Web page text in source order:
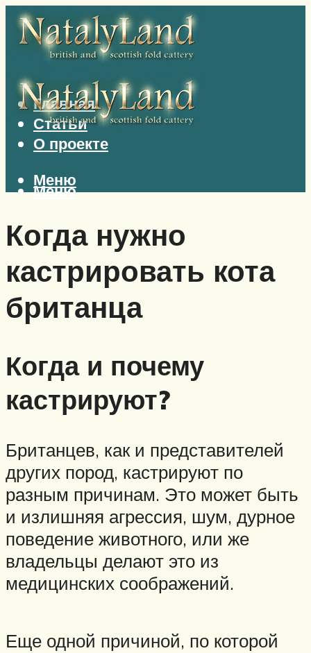
Главная
Статьи
О проекте
Меню
Меню
Когда нужно
кастрировать кота
британца
Когда и почему
кастрируют?
Британцев, как и представителей
других пород, кастрируют по
разным причинам. Это может быть
и излишняя агрессия, шум, дурное
поведение животного, или же
владельцы делают это из
медицинских соображений.
Еще одной причиной, по которой